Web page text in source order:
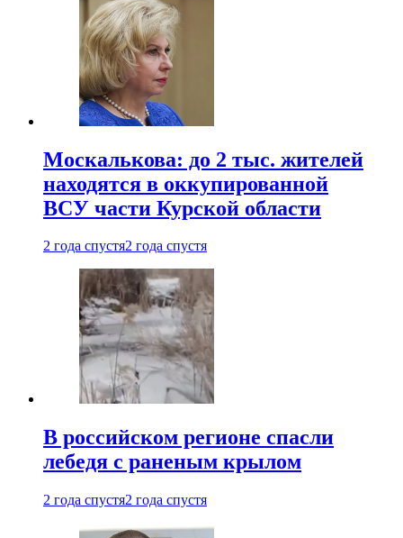
Москалькова: до 2 тыс. жителей
находятся в оккупированной
ВСУ части Курской области
2 года спустя2 года спустя
В российском регионе спасли
лебедя с раненым крылом
2 года спустя2 года спустя